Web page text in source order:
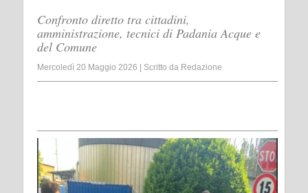
Confronto diretto tra cittadini,
amministrazione, tecnici di Padania Acque e
del Comune
Mercoledì 20 Maggio 2026 Scritto da Redazione